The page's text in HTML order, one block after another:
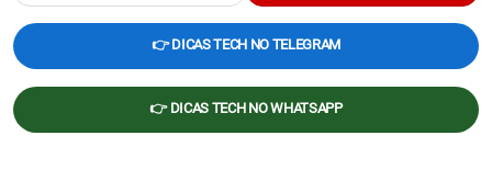
👉 DICAS TECH NO TELEGRAM
👉 DICAS TECH NO WHATSAPP